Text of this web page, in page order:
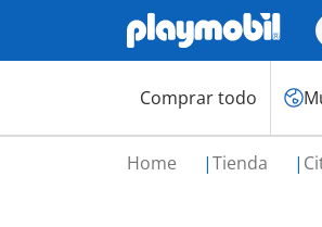
Comprar todo
Home Tienda